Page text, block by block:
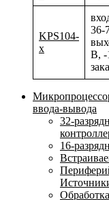
KPS104-
x
36-
В, -
ввода-вывода
32-
16-